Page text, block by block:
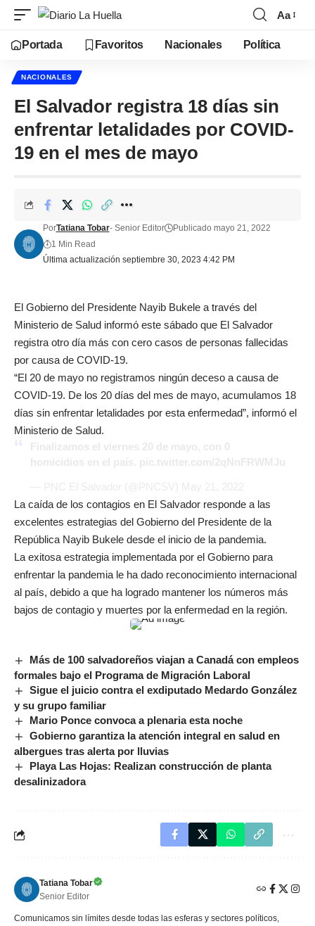
Aa
Portada Favoritos Nacionales Política
NACIONALES
El Salvador registra 18 días sin
enfrentar letalidades por COVID-
19 en el mes de mayo
Última actualización septiembre 30, 2023 4:42 PM
PorTatiana Tobar- Senior Editor
Publicado mayo 21, 2022
1 Min Read
El Gobierno del Presidente Nayib Bukele a través del
Ministerio de Salud informó este sábado que El Salvador
registra otro día más con cero casos de personas fallecidas
por causa de COVID-19.
“El 20 de mayo no registramos ningún deceso a causa de
COVID-19. De los 20 días del mes de mayo, acumulamos 18
días sin enfrentar letalidades por esta enfermedad”, informó el
Ministerio de Salud.
La caída de los contagios en El Salvador responde a las
excelentes estrategias del Gobierno del Presidente de la
República Nayib Bukele desde el inicio de la pandemia.
La exitosa estrategia implementada por el Gobierno para
enfrentar la pandemia le ha dado reconocimiento internacional
al país, debido a que ha logrado mantener los números más
bajos de contagio y muertes por la enfermedad en la región.
Más de 100 salvadoreños viajan a Canadá con empleos
formales bajo el Programa de Migración Laboral
Sigue el juicio contra el exdiputado Medardo González
y su grupo familiar
Mario Ponce convoca a plenaria esta noche
Gobierno garantiza la atención integral en salud en
albergues tras alerta por lluvias
Playa Las Hojas: Realizan construcción de planta
desalinizadora
Tatiana Tobar
Senior Editor
Comunicamos sin límites desde todas las esferas y sectores políticos,